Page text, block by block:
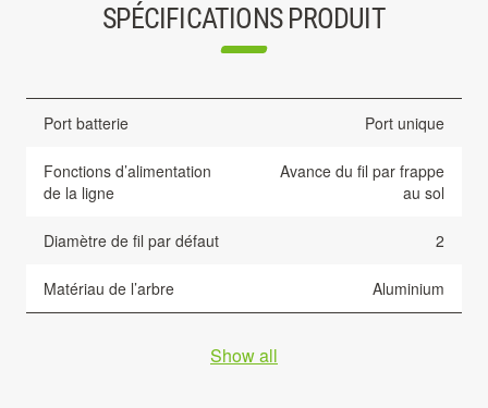
SPÉCIFICATIONS PRODUIT
Port batterie Port unique
Fonctions d’alimentation
de la ligne
Avance du fil par frappe
au sol
Diamètre de fil par défaut 2
Matériau de l’arbre Aluminium
Show all